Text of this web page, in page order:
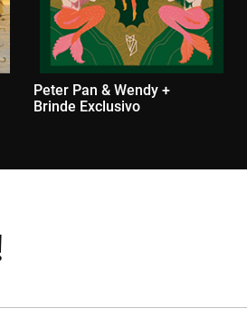
Peter Pan & Wendy +
Brinde Exclusivo